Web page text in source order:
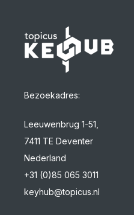
Bezoekadres:
Leeuwenbrug 1-51,
7411 TE Deventer
Nederland
+31 (0)85 065 3011
keyhub@topicus.nl